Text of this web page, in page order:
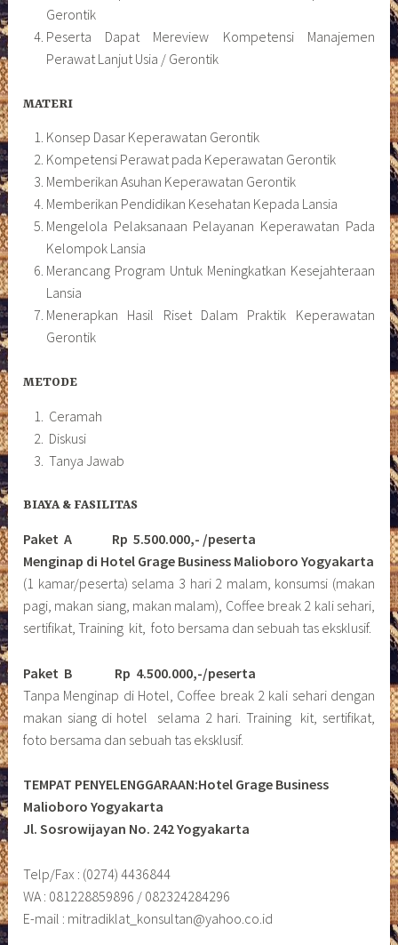
Gerontik
Peserta Dapat Mereview Kompetensi Manajemen
Perawat Lanjut Usia / Gerontik
MATERI
Konsep Dasar Keperawatan Gerontik
Kompetensi Perawat pada Keperawatan Gerontik
Memberikan Asuhan Keperawatan Gerontik
Memberikan Pendidikan Kesehatan Kepada Lansia
Mengelola Pelaksanaan Pelayanan Keperawatan Pada
Kelompok Lansia
Merancang Program Untuk Meningkatkan Kesejahteraan
Lansia
Menerapkan Hasil Riset Dalam Praktik Keperawatan
Gerontik
METODE
Ceramah
Diskusi
Tanya Jawab
BIAYA & FASILITAS
Paket A Rp 5.500.000,- /peserta
Menginap di Hotel Grage Business Malioboro Yogyakarta
(1 kamar/peserta) selama 3 hari 2 malam, konsumsi (makan
pagi, makan siang, makan malam), Coffee break 2 kali sehari,
sertifikat, Training kit, foto bersama dan sebuah tas eksklusif.
Paket B
Rp 4.500.000,-/peserta
Tanpa Menginap di Hotel, Coffee break 2 kali sehari dengan
makan siang di hotel selama 2 hari. Training kit, sertifikat,
foto bersama dan sebuah tas eksklusif.
TEMPAT PENYELENGGARAAN:Hotel Grage Business
Malioboro Yogyakarta
Jl. Sosrowijayan No. 242 Yogyakarta
Telp/Fax : (0274) 4436844
WA : 081228859896 / 082324284296
E-mail : mitradiklat_konsultan@yahoo.co.id